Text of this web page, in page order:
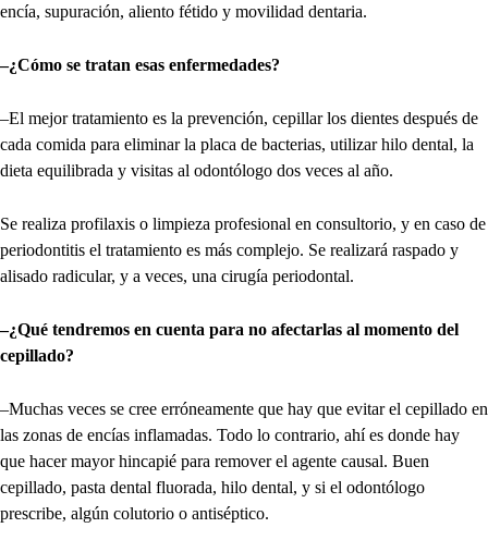
encía, supuración, aliento fétido y movilidad dentaria.
–¿Cómo se tratan esas enfermedades?
–El mejor tratamiento es la prevención, cepillar los dientes después de
cada comida para eliminar la placa de bacterias, utilizar hilo dental, la
dieta equilibrada y visitas al odontólogo dos veces al año.
Se realiza profilaxis o limpieza profesional en consultorio, y en caso de
periodontitis el tratamiento es más complejo. Se realizará raspado y
alisado radicular, y a veces, una cirugía periodontal.
–¿Qué tendremos en cuenta para no afectarlas al momento del
cepillado?
–Muchas veces se cree erróneamente que hay que evitar el cepillado en
las zonas de encías inflamadas. Todo lo contrario, ahí es donde hay
que hacer mayor hincapié para remover el agente causal. Buen
cepillado, pasta dental fluorada, hilo dental, y si el odontólogo
prescribe, algún colutorio o antiséptico.